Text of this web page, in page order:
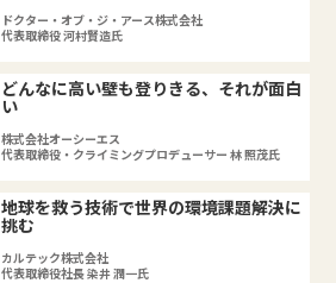
ドクター・オブ・ジ・アース株式会社
代表取締役 河村賢造氏
どんなに高い壁も登りきる、それが面白
い
株式会社オーシーエス
代表取締役・クライミングプロデューサー 林 照茂氏
地球を救う技術で世界の環境課題解決に
挑む
カルテック株式会社
代表取締役社長 染井 潤一氏